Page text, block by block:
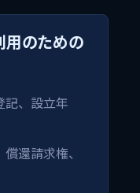
用のための
記、設立年
償還請求権、